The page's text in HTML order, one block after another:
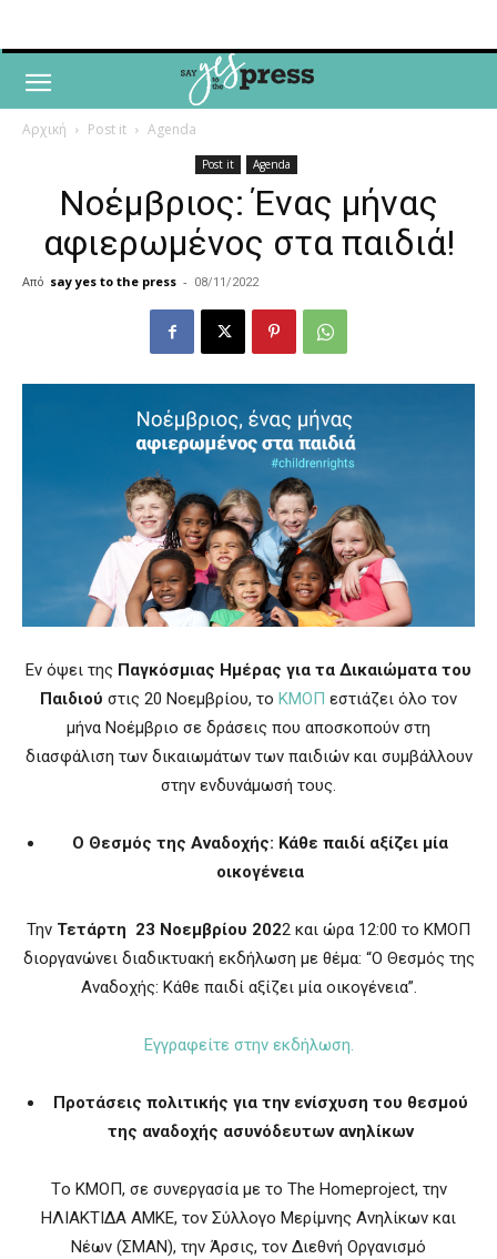
Αρχική Post it Agenda
Post it Agenda
Νοέμβριος: Ένας μήνας
αφιερωμένος στα παιδιά!
Από say yes to the press - 08/11/2022
Εν όψει της Παγκόσμιας Ημέρας για τα Δικαιώματα του
Παιδιού στις 20 Νοεμβρίου, το ΚΜΟΠ εστιάζει όλο τον
μήνα Νοέμβριο σε δράσεις που αποσκοπούν στη
διασφάλιση των δικαιωμάτων των παιδιών και συμβάλλουν
στην ενδυνάμωσή τους.
Ο Θεσμός της Αναδοχής: Κάθε παιδί αξίζει μία
οικογένεια
Την Τετάρτη 23 Νοεμβρίου 2022 και ώρα 12:00 το ΚΜΟΠ
διοργανώνει διαδικτυακή εκδήλωση με θέμα: “Ο Θεσμός της
Αναδοχής: Κάθε παιδί αξίζει μία οικογένεια”.
Εγγραφείτε στην εκδήλωση.
Προτάσεις πολιτικής για την ενίσχυση του θεσμού
της αναδοχής ασυνόδευτων ανηλίκων
Tο ΚΜΟΠ, σε συνεργασία με το The Homeproject, την
ΗΛΙΑΚΤΙΔΑ ΑΜΚΕ, τον Σύλλογο Μερίμνης Ανηλίκων και
Νέων (ΣΜΑΝ), την Άρσις, τον Διεθνή Οργανισμό